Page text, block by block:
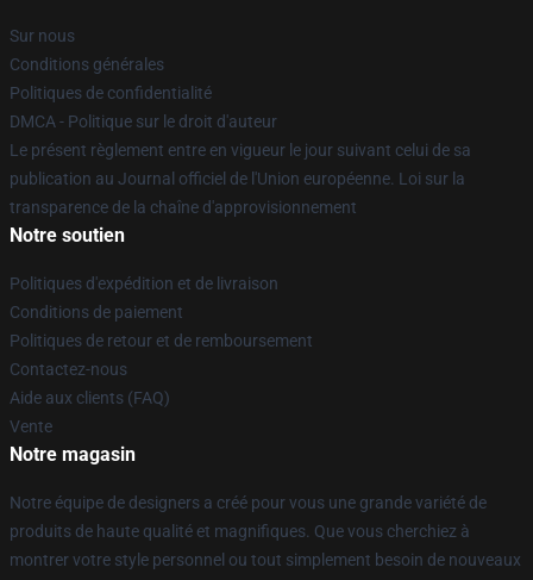
Sur nous
Conditions générales
Politiques de confidentialité
DMCA - Politique sur le droit d'auteur
Le présent règlement entre en vigueur le jour suivant celui de sa
publication au Journal officiel de l'Union européenne. Loi sur la
transparence de la chaîne d'approvisionnement
Notre soutien
Politiques d'expédition et de livraison
Conditions de paiement
Politiques de retour et de remboursement
Contactez-nous
Aide aux clients (FAQ)
Vente
Notre magasin
Notre équipe de designers a créé pour vous une grande variété de
produits de haute qualité et magnifiques. Que vous cherchiez à
montrer votre style personnel ou tout simplement besoin de nouveaux